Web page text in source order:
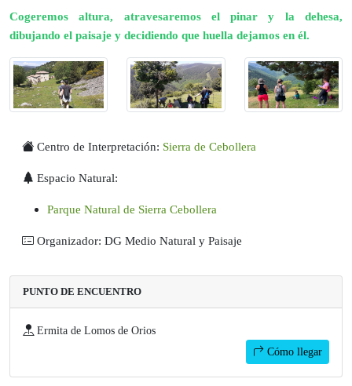
Cogeremos altura, atravesaremos el pinar y la dehesa,
dibujando el paisaje y decidiendo que huella dejamos en él.
Centro de Interpretación: Sierra de Cebollera
Espacio Natural:
Parque Natural de Sierra Cebollera
Organizador: DG Medio Natural y Paisaje
PUNTO DE ENCUENTRO
Ermita de Lomos de Orios
Cómo llegar